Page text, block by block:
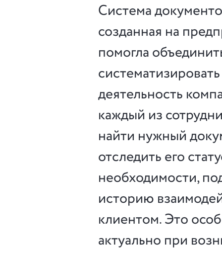
Система
созданная на
помогла
деятельность
каждый из
найти нужный
отследить его
необходимости,
историю
клиентом. Это
актуально при